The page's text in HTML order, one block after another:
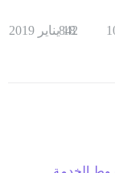
842
18 يناير 2019